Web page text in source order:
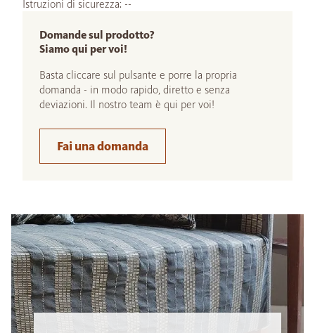
Istruzioni di sicurezza: --
Domande sul prodotto?
Siamo qui per voi!
Basta cliccare sul pulsante e porre la propria
domanda - in modo rapido, diretto e senza
deviazioni. Il nostro team è qui per voi!
Fai una domanda